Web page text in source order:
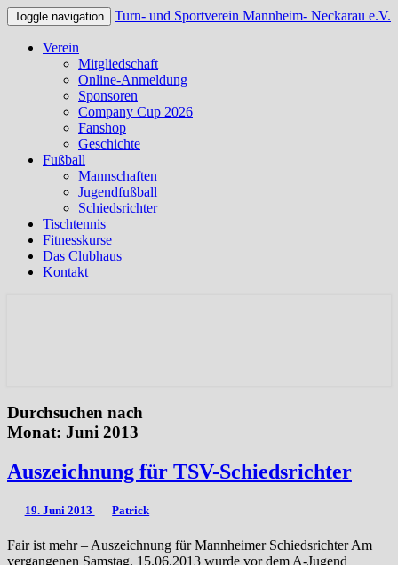
Toggle navigation Turn- und Sportverein Mannheim- Neckarau e.V.
Verein
Mitgliedschaft
Online-Anmeldung
Sponsoren
Company Cup 2026
Fanshop
Geschichte
Fußball
Mannschaften
Jugendfußball
Schiedsrichter
Tischtennis
Fitnesskurse
Das Clubhaus
Kontakt
Durchsuchen nach
Monat: Juni 2013
Auszeichnung
für
Schiedsrichter
Auszeichnung für TSV-Schiedsrichter
19. Juni 2013 Patrick
Fair ist mehr – Auszeichnung für Mannheimer Schiedsrichter Am
vergangenen Samstag, 15.06.2013 wurde vor dem A-Jugend